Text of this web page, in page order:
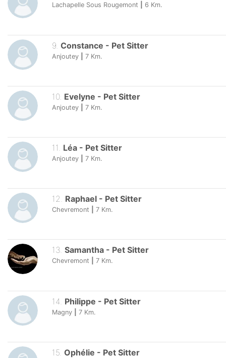
Lachapelle Sous Rougemont 6 Km.
9 Constance - Pet Sitter
Anjoutey 7 Km.
10. Evelyne - Pet Sitter
Anjoutey 7 Km.
11 Léa - Pet Sitter
Anjoutey 7 Km.
12. Raphael - Pet Sitter
Chevremont 7 Km.
13. Samantha - Pet Sitter
Chevremont 7 Km.
14 Philippe - Pet Sitter
Magny 7 Km.
15 Ophélie - Pet Sitter